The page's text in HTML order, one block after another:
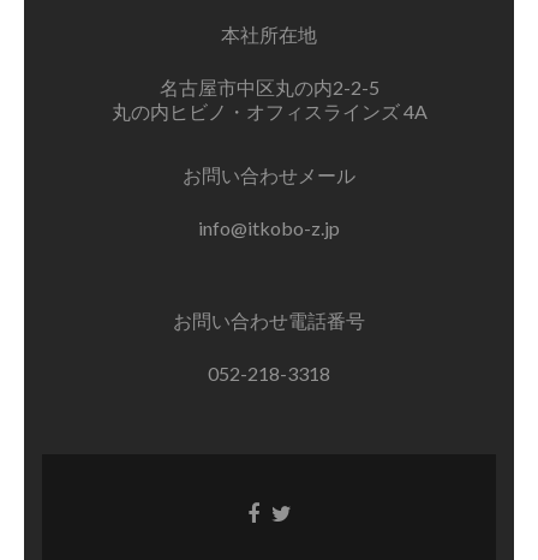
本社所在地
名古屋市中区丸の内2-2-5
丸の内ヒビノ・オフィスラインズ 4A
お問い合わせメール
info@itkobo-z.jp
お問い合わせ電話番号
052-218-3318
Facebook
Twitter